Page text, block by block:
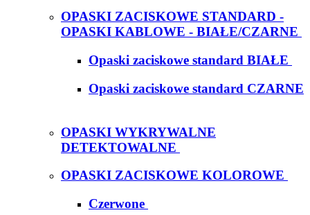
OPASKI ZACISKOWE STANDARD -
OPASKI KABLOWE - BIAŁE/CZARNE
Opaski zaciskowe standard BIAŁE
Opaski zaciskowe standard CZARNE
OPASKI WYKRYWALNE
DETEKTOWALNE
OPASKI ZACISKOWE KOLOROWE
Czerwone